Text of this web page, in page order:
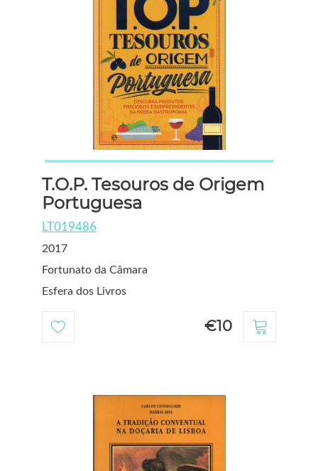
T.O.P. Tesouros de Origem
Portuguesa
LT019486
2017
Fortunato da Câmara
Esfera dos Livros
€10